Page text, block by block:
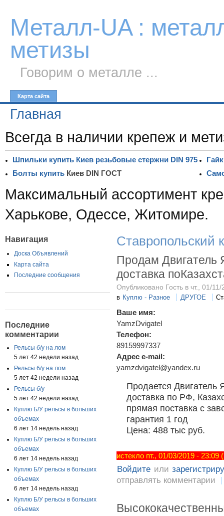
Металл-UA :
метизы
Говорим о металле ...
Карта сайта
Главная
Всегда в наличии крепеж и
Шпильки купить Киев резьбовые стержни DIN 975
Болты купитьКиев DIN ГОСТ
Максимальный ассортимент
Харькове, Одессе, Житомире.
Навигация
Доска Объявлений
Карта сайта
Последние сообщения
Последние
комментарии
Рельсы б/у на лом
5 лет 42 недели назад
Рельсы б/у на лом
5 лет 42 недели назад
Рельсы б/у
5 лет 42 недели назад
Куплю Б/У рельсы в больших
объемах
6 лет 14 недель назад
Куплю Б/У рельсы в больших
объемах
6 лет 14 недель назад
Куплю Б/У рельсы в больших
объемах
6 лет 14 недель назад
Куплю Б/У рельсы в больших
объемах
Ставропольский
Продам
доставка
Опубликовано Гость в чт., 01/
в Куплю - Разное ДРУГОЕ
Ваше имя:
YamzDvigatel
Телефон:
89159997337
Адрес e-mail:
yamzdvigatel@yandex.ru
Продается
доставка по РФ,
прямая поставка с
гарантия 1 год
Цена: 488 тыс руб.
истекло пт., 01/03/2019 -
Войдите или
отправлять комментарии